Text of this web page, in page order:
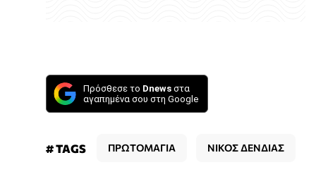
Πρόσθεσε το Dnews στα
αγαπημένα σου στη Google
# TAGS ΠΡΩΤΟΜΑΓΙΑ ΝΙΚΟΣ ΔΕΝΔΙΑΣ